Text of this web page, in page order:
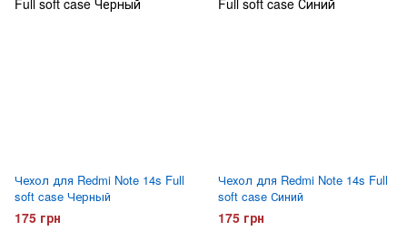
Чехол для Redmi Note 14s Full
soft case Черный
175 грн
Чехол для Redmi Note 14s Full
soft case Синий
175 грн